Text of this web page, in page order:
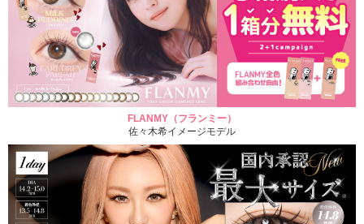
FLANMY（フランミー）
佐々木希イメージモデル